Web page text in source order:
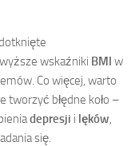
wskaźniki BMI w
Co więcej, warto
błędne koło –
depresji i lęków
się.